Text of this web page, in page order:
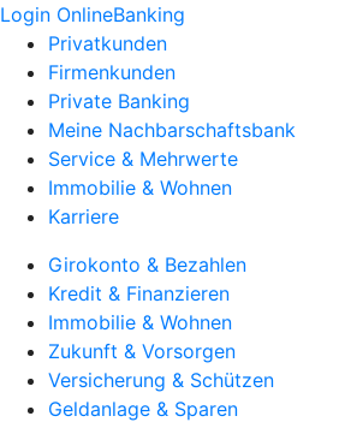
Login OnlineBanking
Privatkunden
Firmenkunden
Private Banking
Meine Nachbarschaftsbank
Service & Mehrwerte
Immobilie & Wohnen
Karriere
Girokonto & Bezahlen
Kredit & Finanzieren
Immobilie & Wohnen
Zukunft & Vorsorgen
Versicherung & Schützen
Geldanlage & Sparen